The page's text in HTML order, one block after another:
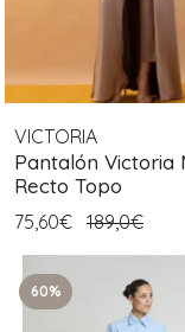
VICTORIA
Pantalón Victoria
Recto Topo
75,60€ 189,0€
60%